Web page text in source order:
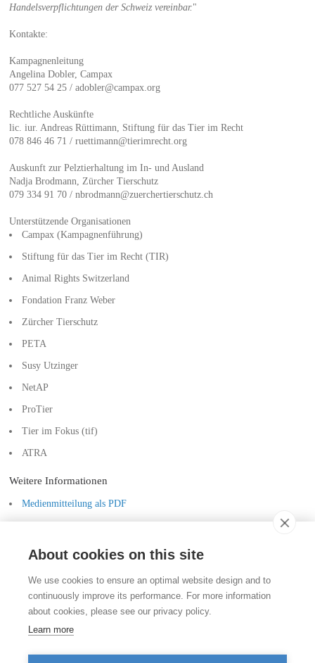
Handelsverpflichtungen der Schweiz vereinbar."
Kontakte:
Kampagnenleitung
Angelina Dobler, Campax
077 527 54 25 / adobler@campax.org
Rechtliche Auskünfte
lic. iur. Andreas Rüttimann, Stiftung für das Tier im Recht
078 846 46 71 / ruettimann@tierimrecht.org
Auskunft zur Pelztierhaltung im In- und Ausland
Nadja Brodmann, Zürcher Tierschutz
079 334 91 70 / nbrodmann@zuerchertierschutz.ch
Unterstützende Organisationen
Campax (Kampagnenführung)
Stiftung für das Tier im Recht (TIR)
Animal Rights Switzerland
Fondation Franz Weber
Zürcher Tierschutz
PETA
Susy Utzinger
NetAP
ProTier
Tier im Fokus (tif)
ATRA
Weitere Informationen
Medienmitteilung als PDF
Communiqué de presse
Stiftung für das Tier im Recht (TIR)
Rigistrasse 9
CH - 8006 Zürich
info@tierimrecht.org
Ihre Spende kann von den Steuern abgezogen werden.
About cookies on this site
We use cookies to ensure an optimal website design and to
continuously improve its performance. For more information
about cookies, please see our privacy policy.
Learn more